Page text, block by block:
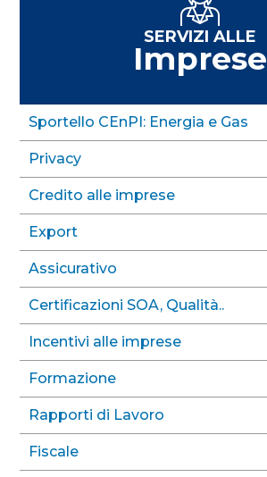
SERVIZI ALLE
Imprese
Sportello CEnPI: Energia e Gas
Privacy
Credito alle imprese
Export
Assicurativo
Certificazioni SOA, Qualità..
Incentivi alle imprese
Formazione
Rapporti di Lavoro
Fiscale